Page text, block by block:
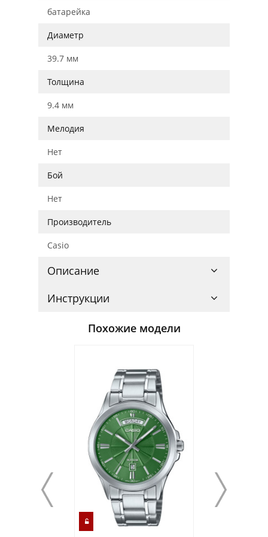
батарейка
Диаметр
39.7 мм
Толщина
9.4 мм
Мелодия
Нет
Бой
Нет
Производитель
Casio
Описание
Инструкции
Похожие модели